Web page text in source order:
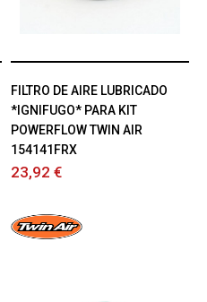
FILTRO DE AIRE LUBRICADO
*IGNIFUGO* PARA KIT
POWERFLOW TWIN AIR
154141FRX
23,92 €